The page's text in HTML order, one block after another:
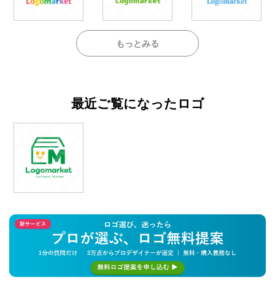
もっとみる
最近ご覧になったロゴ